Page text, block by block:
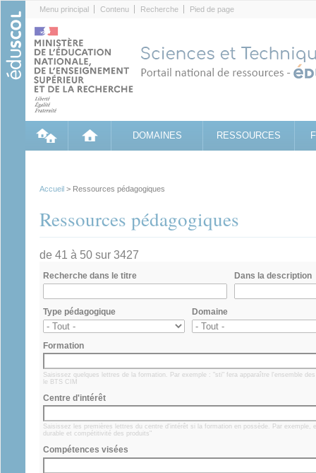
Menu principal Contenu Recherche Pied de page
DOMAINES RESSOURCES
Accueil > Ressources pédagogiques
Ressources pédagogiques
de 41 à 50 sur 3427
Recherche dans le titre Dans la description
Type pédagogique Domaine
Formation
Saisissez quelques lettres de la formation. Par exemple : "sti" fera apparaître l'ensemble
le BTS CIM
Centre d'intérêt
Saisissez les premières lettres du centre d'intérêt si la formation en possède. Par exemple,
durable et compétitivité des produits"
Compétences visées